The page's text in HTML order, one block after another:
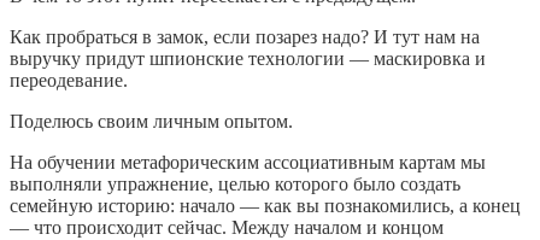
Как пробраться в замок, если позарез надо? И тут нам на
выручку придут шпионские технологии — маскировка и
переодевание.
Поделюсь своим личным опытом.
На обучении метафорическим ассоциативным картам мы
выполняли упражнение, целью которого было создать
семейную историю: начало — как вы познакомились, а конец
— что происходит сейчас. Между началом и концом